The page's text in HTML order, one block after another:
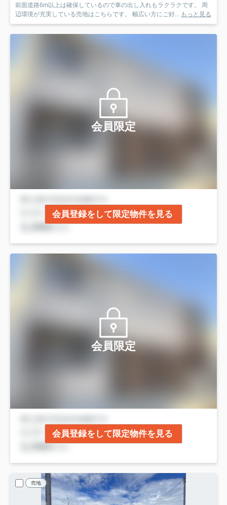
前面道路6m以上は確保しているので車の出し入れもラクラクです。 周
辺環境が充実している売地はこちらです。 幅広い方にご好... もっと見る
会員限定
会員登録をして限定物件を見る
会員限定
会員登録をして限定物件を見る
売地